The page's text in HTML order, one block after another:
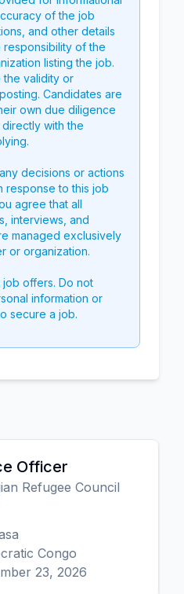
of the job
and other details
responsibility of the
listing the job.
the validity or
Candidates are
own due diligence
with the
decisions or actions
response to this job
agree that all
interviews, and
managed exclusively
or organization.
offers. Do not
information or
secure a job.
Officer
Refugee Council
Congo
23, 2026